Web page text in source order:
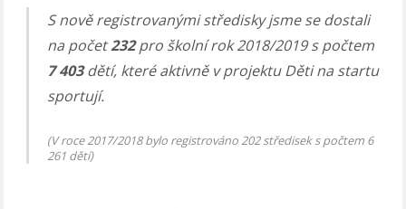
S nově registrovanými středisky jsme se dostali
na počet232pro školní rok 2018/2019 s počtem
7 403dětí, které aktivně v projektu Děti na startu
sportují.
(V roce 2017/2018 bylo registrováno 202 středisek s počtem 6
261 dětí)